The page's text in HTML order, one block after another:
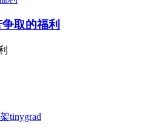
取的福利